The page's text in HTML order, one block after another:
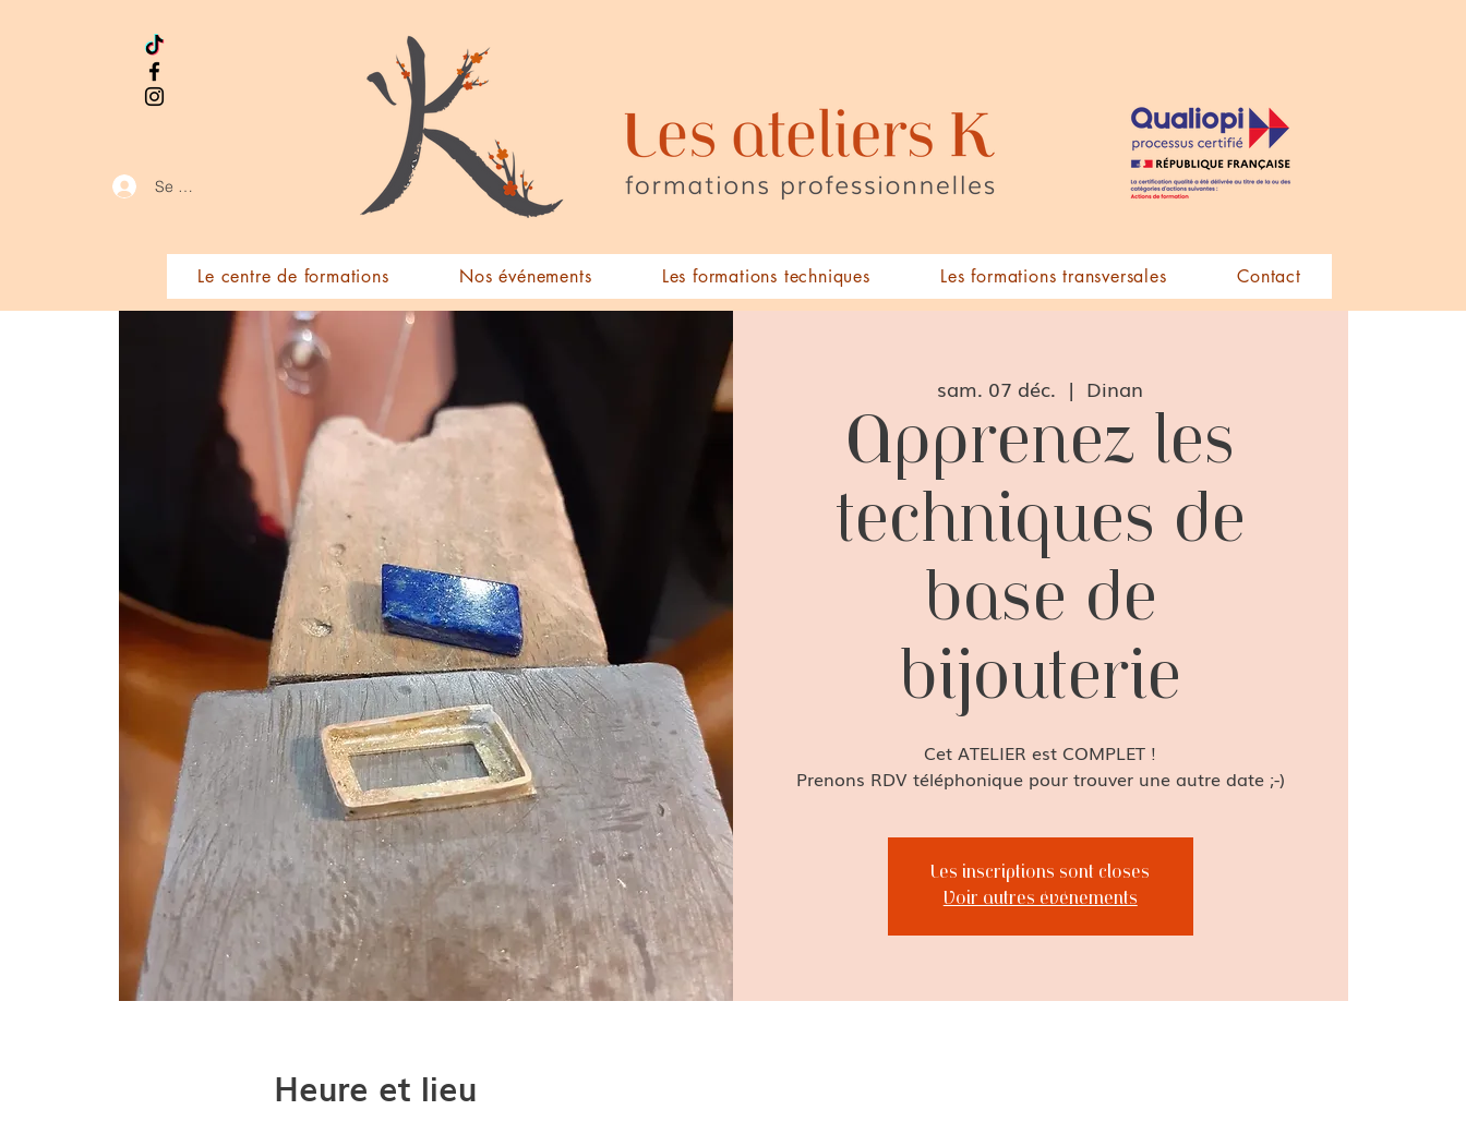
Se connecter
Le centre de formations Nos événements Les formations techniques Les formations transversales Contact
sam. 07 déc.
  |
Dinan
Apprenez les
techniques de
base de
bijouterie
Cet ATELIER est COMPLET !
Prenons RDV téléphonique pour trouver une autre date ;-)
Les inscriptions sont closes
Voir autres événements
Heure et lieu